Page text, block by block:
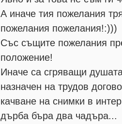
А иначе тия пожелания
пожелания пожелания!:)))
Със същите пожелания
положение!
Иначе са сгряващи
назначен на трудов
качване на снимки в
дърба бъра два чадъра...